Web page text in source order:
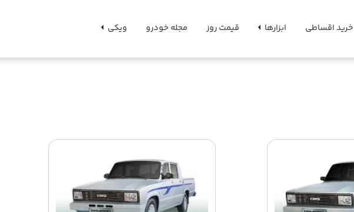
خرید اقساطی ابزارها قیمت روز مجله خودرو ویکی